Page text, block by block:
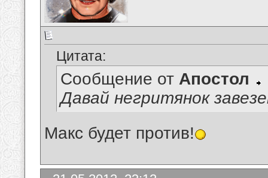
Цитата:
Сообщение от Апостол
Давай негритянок
Макс будет против!